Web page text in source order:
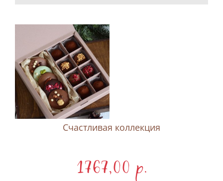
Счастливая коллекция
1767,00 p.